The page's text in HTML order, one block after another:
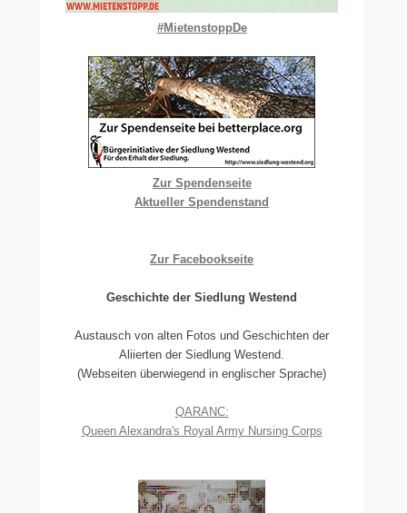
#MietenstoppDe
Zur Spendenseite
Aktueller Spendenstand
Zur Facebookseite
Geschichte der Siedlung Westend
Austausch von alten Fotos und Geschichten der
Aliierten der Siedlung Westend.
(Webseiten überwiegend in englischer Sprache)
QARANC:
Queen Alexandra's Royal Army Nursing Corps